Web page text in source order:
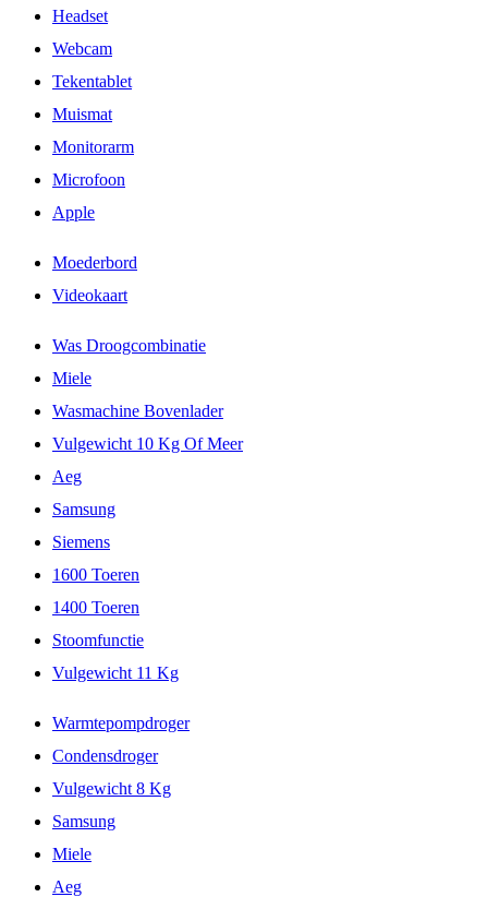
Headset
Webcam
Tekentablet
Muismat
Monitorarm
Microfoon
Apple
Moederbord
Videokaart
Was Droogcombinatie
Miele
Wasmachine Bovenlader
Vulgewicht 10 Kg Of Meer
Aeg
Samsung
Siemens
1600 Toeren
1400 Toeren
Stoomfunctie
Vulgewicht 11 Kg
Warmtepompdroger
Condensdroger
Vulgewicht 8 Kg
Samsung
Miele
Aeg